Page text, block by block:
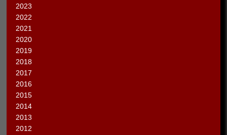
2023
2022
2021
2020
2019
2018
2017
2016
2015
2014
2013
2012